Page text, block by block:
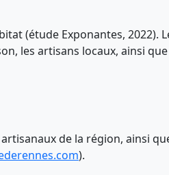
(étude Exponantes, 2022).
les artisans locaux, ainsi
de la région, ainsi
).